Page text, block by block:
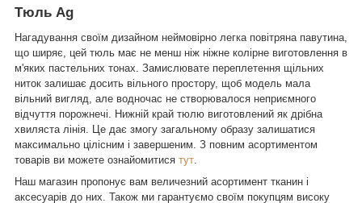
Тюль Ag
Нагадування своїм дизайном неймовірно легка повітряна павутина,
що ширяє, цей тюль має не менш ніж ніжне колірне виготовлення в
м'яких пастельних тонах. Замислювате переплетення щільних
ниток залишає досить вільного простору, щоб модель мала
вільний вигляд, але водночас не створювалося неприємного
відчуття порожнечі. Нижній край тюлю виготовлений як дрібна
хвиляста лінія. Це дає змогу загальному образу залишатися
максимально цілісним і завершеним. З повним асортиментом
товарів ви можете ознайомитися тут
Наш магазин пропонує вам величезний асортимент тканин і
аксесуарів до них. Також ми гарантуємо своїм покупцям високу